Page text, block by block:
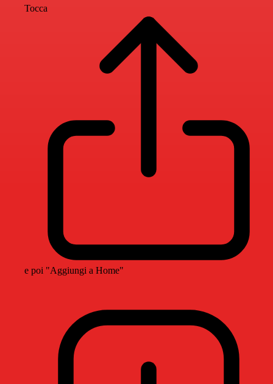
Tocca
e poi "Aggiungi a Home"